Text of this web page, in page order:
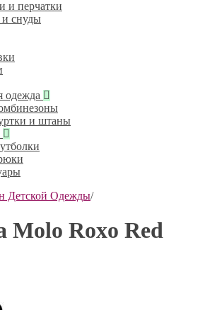
и перчатки
снуды
одежда
и штаны
Детской Одежды/
Molo Roxo Red